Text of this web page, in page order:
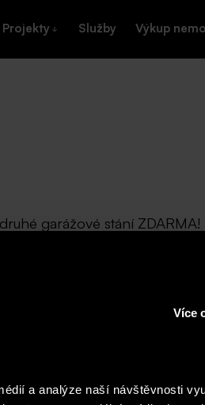
Více
a analýze naší návštěvnosti
Projekty Služby Výkup
garážové stání ZDARMA!
prostřednictvím